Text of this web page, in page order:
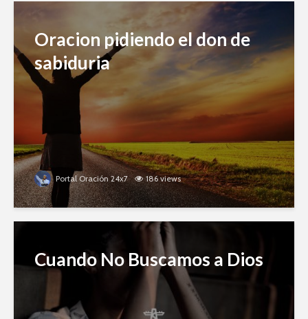
Oracion pidiendo el don de
sabiduria
Portal Oración 24x7 186 views
Cuando No Buscamos a Dios